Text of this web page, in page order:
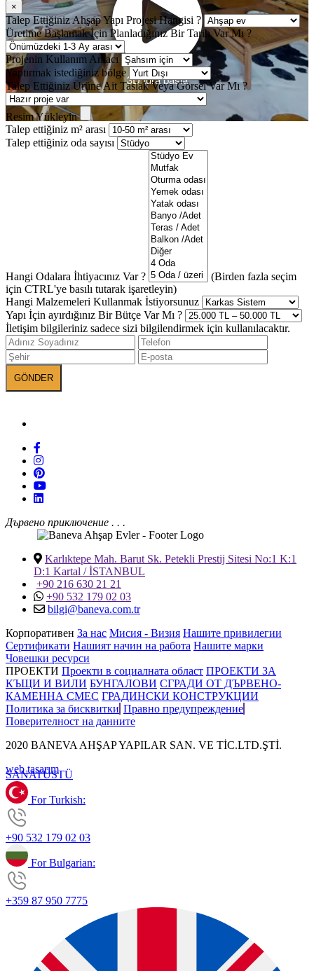
×
Talep Ettiğiniz Ahşap Yapı Projesi Hangisi ?
Üretime Başlamak İçin Planladığınız Bir Tarih Var Mı ?
Projenin Kullanım Amacı
Yaptırmak istediğiniz bölge
Talep Ettiğiniz Ürüne Ait Taslak Veya Görsel Var Mı ?
Resim Yükleyin
Talep ettiğiniz m² arası
Talep ettiğiniz oda sayısı
Hangi Odalara İhtiyacınız Var ?
(Birden fazla seçim
için CTRL'ye basılı tutarak işaretleyin)
Hangi Malzemeleri Kullanmak İstiyorsunuz
Yapı İçin ayırdığınız Bir Bütçe Var Mı ?
İletişim bilgileriniz sadece sizi bilgilendirmek için kullanılacaktır.
Дървено приключение . . .
Karlıktepe Mah. Barut Sk. Petekli Prestij Sitesi No:1 K:1
D:1 Kartal / İSTANBUL
+90 216 630 21 21
+90 532 179 02 03
bilgi@baneva.com.tr
Корпоративен За нас Мисия - Визия Нашите привилегии
Сертификати Нашият начин на работа Нашите марки
Човешки ресурси
ПРОЕКТИ Проекти в социалната област ПРОЕКТИ ЗА
КЪЩИ И ВИЛИ БУНГАЛОВИ СГРАДИ ОТ ДЪРВЕНО-
КАМЕННА СМЕС ГРАДИНСКИ КОНСТРУКЦИИ
Политика за бисквитки Правно предупреждение
Поверителност на данните
2020 BANEVA AHŞAP YAPILAR SAN. VE TİC.LTD.ŞTİ.
web tasarım
SANATÜSTÜ
For Turkish:
+90 532 179 02 03
For Bulgarian:
+359 87 950 7775